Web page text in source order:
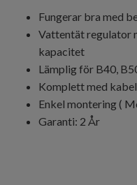
Fungerar bra med
Vattentät regulator
kapacitet
Lämplig för B40,
Komplett med kabel
Enkel montering (
Garanti: 2 År